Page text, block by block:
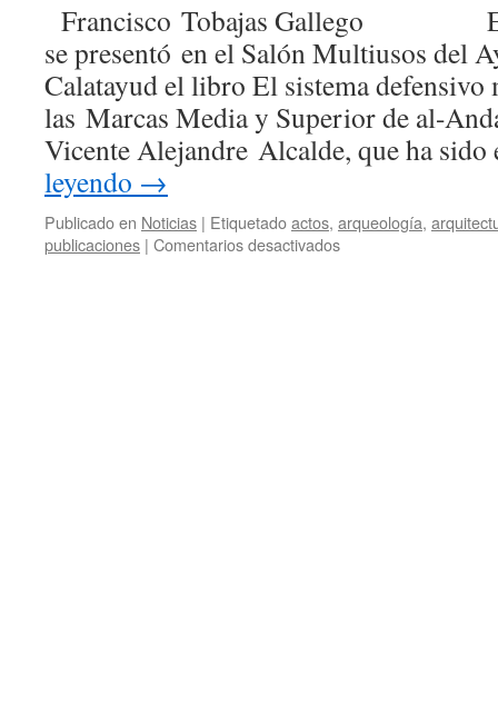
Francisco Tobajas Gallego El
se presentó en el Salón Multiusos del
Calatayud el libro El sistema defensivo
las Marcas Media y Superior de al-
Vicente Alejandre Alcalde, que ha
leyendo →
Publicado en Noticias | Etiquetadoactos, arqueología,
publicaciones | Comentarios desactivadosen